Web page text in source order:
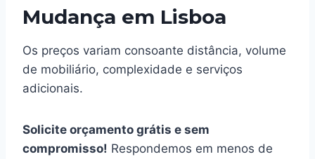
Mudança em Lisboa
Os preços variam consoante distância, volume
de mobiliário, complexidade e serviços
adicionais.
Solicite orçamento grátis e sem
compromisso! Respondemos em menos de